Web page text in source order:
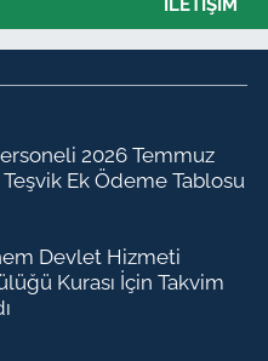
İLETIŞIM
2026 Temmuz
Ek Ödeme Tablosu
Devlet Hizmeti
Kurası İçin Takvim